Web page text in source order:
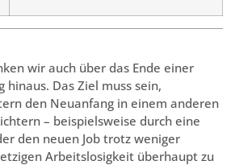
wir auch über das Ende einer
hinaus. Das Ziel muss sein,
den Neuanfang in einem anderen
– beispielsweise durch eine
den neuen Job trotz weniger
Arbeitslosigkeit überhaupt zu